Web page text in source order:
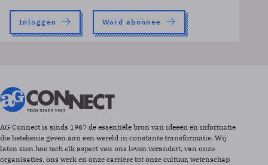
Inloggen Word abonnee
AG Connect is sinds 1967 de essentiële bron van ideeën en informatie
die betekenis geven aan een wereld in constante transformatie. Wij
laten zien hoe tech elk aspect van ons leven verandert, van onze
organisaties, ons werk en onze carrière tot onze cultuur, wetenschap